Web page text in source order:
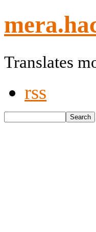
Translates
rss